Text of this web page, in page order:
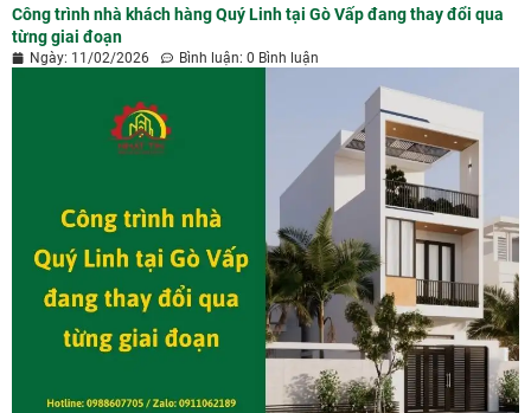
Công trình nhà khách hàng Quý Linh tại Gò Vấp đang thay đổi qua
từng giai đoạn
Ngày: 11/02/2026 Bình luận: 0 Bình luận